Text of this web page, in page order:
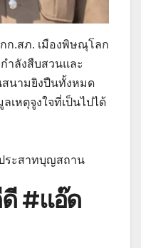
ก.สภ. เมืองพิษณุโลก
ำลังสืบสวนและ
สนามยิงปืนทั้งหมด
เหตุจูงใจที่เป็นไปได้
ระสาทบุญสถาน
ดี #แอ๊ด